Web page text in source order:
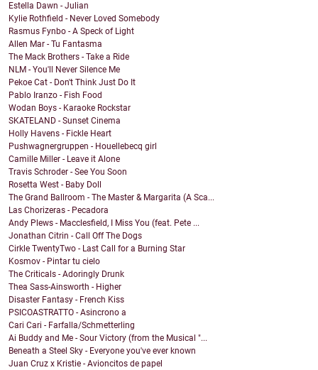
Estella Dawn - Julian
Kylie Rothfield - Never Loved Somebody
Rasmus Fynbo - A Speck of Light
Allen Mar - Tu Fantasma
The Mack Brothers - Take a Ride
NLM - You'll Never Silence Me
Pekoe Cat - Don't Think Just Do It
Pablo Iranzo - Fish Food
Wodan Boys - Karaoke Rockstar
SKATELAND - Sunset Cinema
Holly Havens - Fickle Heart
Pushwagnergruppen - Houellebecq girl
Camille Miller - Leave it Alone
Travis Schroder - See You Soon
Rosetta West - Baby Doll
The Grand Ballroom - The Master & Margarita (A Sca...
Las Chorizeras - Pecadora
Andy Plews - Macclesfield, I Miss You (feat. Pete ...
Jonathan Citrin - Call Off The Dogs
Cirkle TwentyTwo - Last Call for a Burning Star
Kosmov - Pintar tu cielo
The Criticals - Adoringly Drunk
Thea Sass-Ainsworth - Higher
Disaster Fantasy - French Kiss
PSICOASTRATTO - Asincrono a
Cari Cari - Farfalla/Schmetterling
Ai Buddy and Me - Sour Victory (from the Musical "...
Beneath a Steel Sky - Everyone you've ever known
Juan Cruz x Kristie - Avioncitos de papel